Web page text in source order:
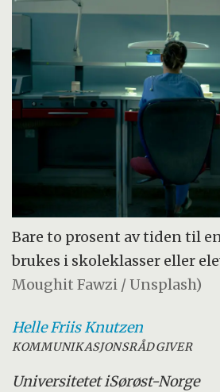
Bare to prosent av tiden til
brukes i skoleklasser eller
Moughit Fawzi / Unsplash)
Helle FriisKnutzen
KOMMUNIKASJONSRÅDGIVER
Universitetet iSørøst-Norge